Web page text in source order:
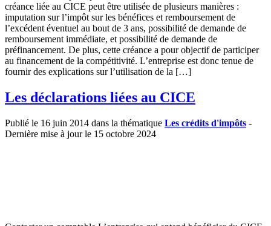
créance liée au CICE peut être utilisée de plusieurs manières :
imputation sur l’impôt sur les bénéfices et remboursement de
l’excédent éventuel au bout de 3 ans, possibilité de demande de
remboursement immédiate, et possibilité de demande de
préfinancement. De plus, cette créance a pour objectif de participer
au financement de la compétitivité. L’entreprise est donc tenue de
fournir des explications sur l’utilisation de la […]
Les déclarations liées au CICE
Publié le 16 juin 2014 dans la thématique Les crédits d'impôts -
Dernière mise à jour le 15 octobre 2024